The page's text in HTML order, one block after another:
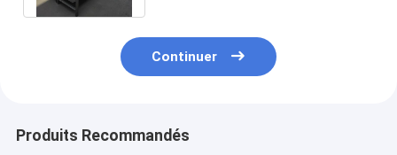
Continuer
Produits Recommandés